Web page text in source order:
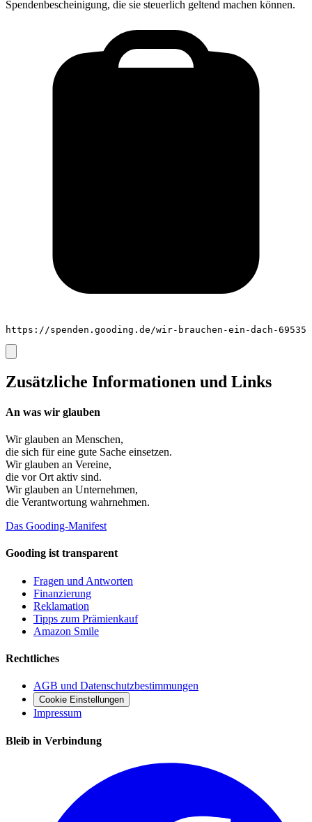
Spendenbescheinigung, die sie steuerlich geltend machen können.
https://spenden.gooding.de/wir-brauchen-ein-dach-69535
Zusätzliche Informationen und Links
An was wir glauben
Wir glauben an Menschen,
die sich für eine gute Sache einsetzen.
Wir glauben an Vereine,
die vor Ort aktiv sind.
Wir glauben an Unternehmen,
die Verantwortung wahrnehmen.
Das Gooding-Manifest
Gooding ist transparent
Fragen und Antworten
Finanzierung
Reklamation
Tipps zum Prämienkauf
Amazon Smile
Rechtliches
AGB und Datenschutzbestimmungen
Cookie Einstellungen
Impressum
Bleib in Verbindung